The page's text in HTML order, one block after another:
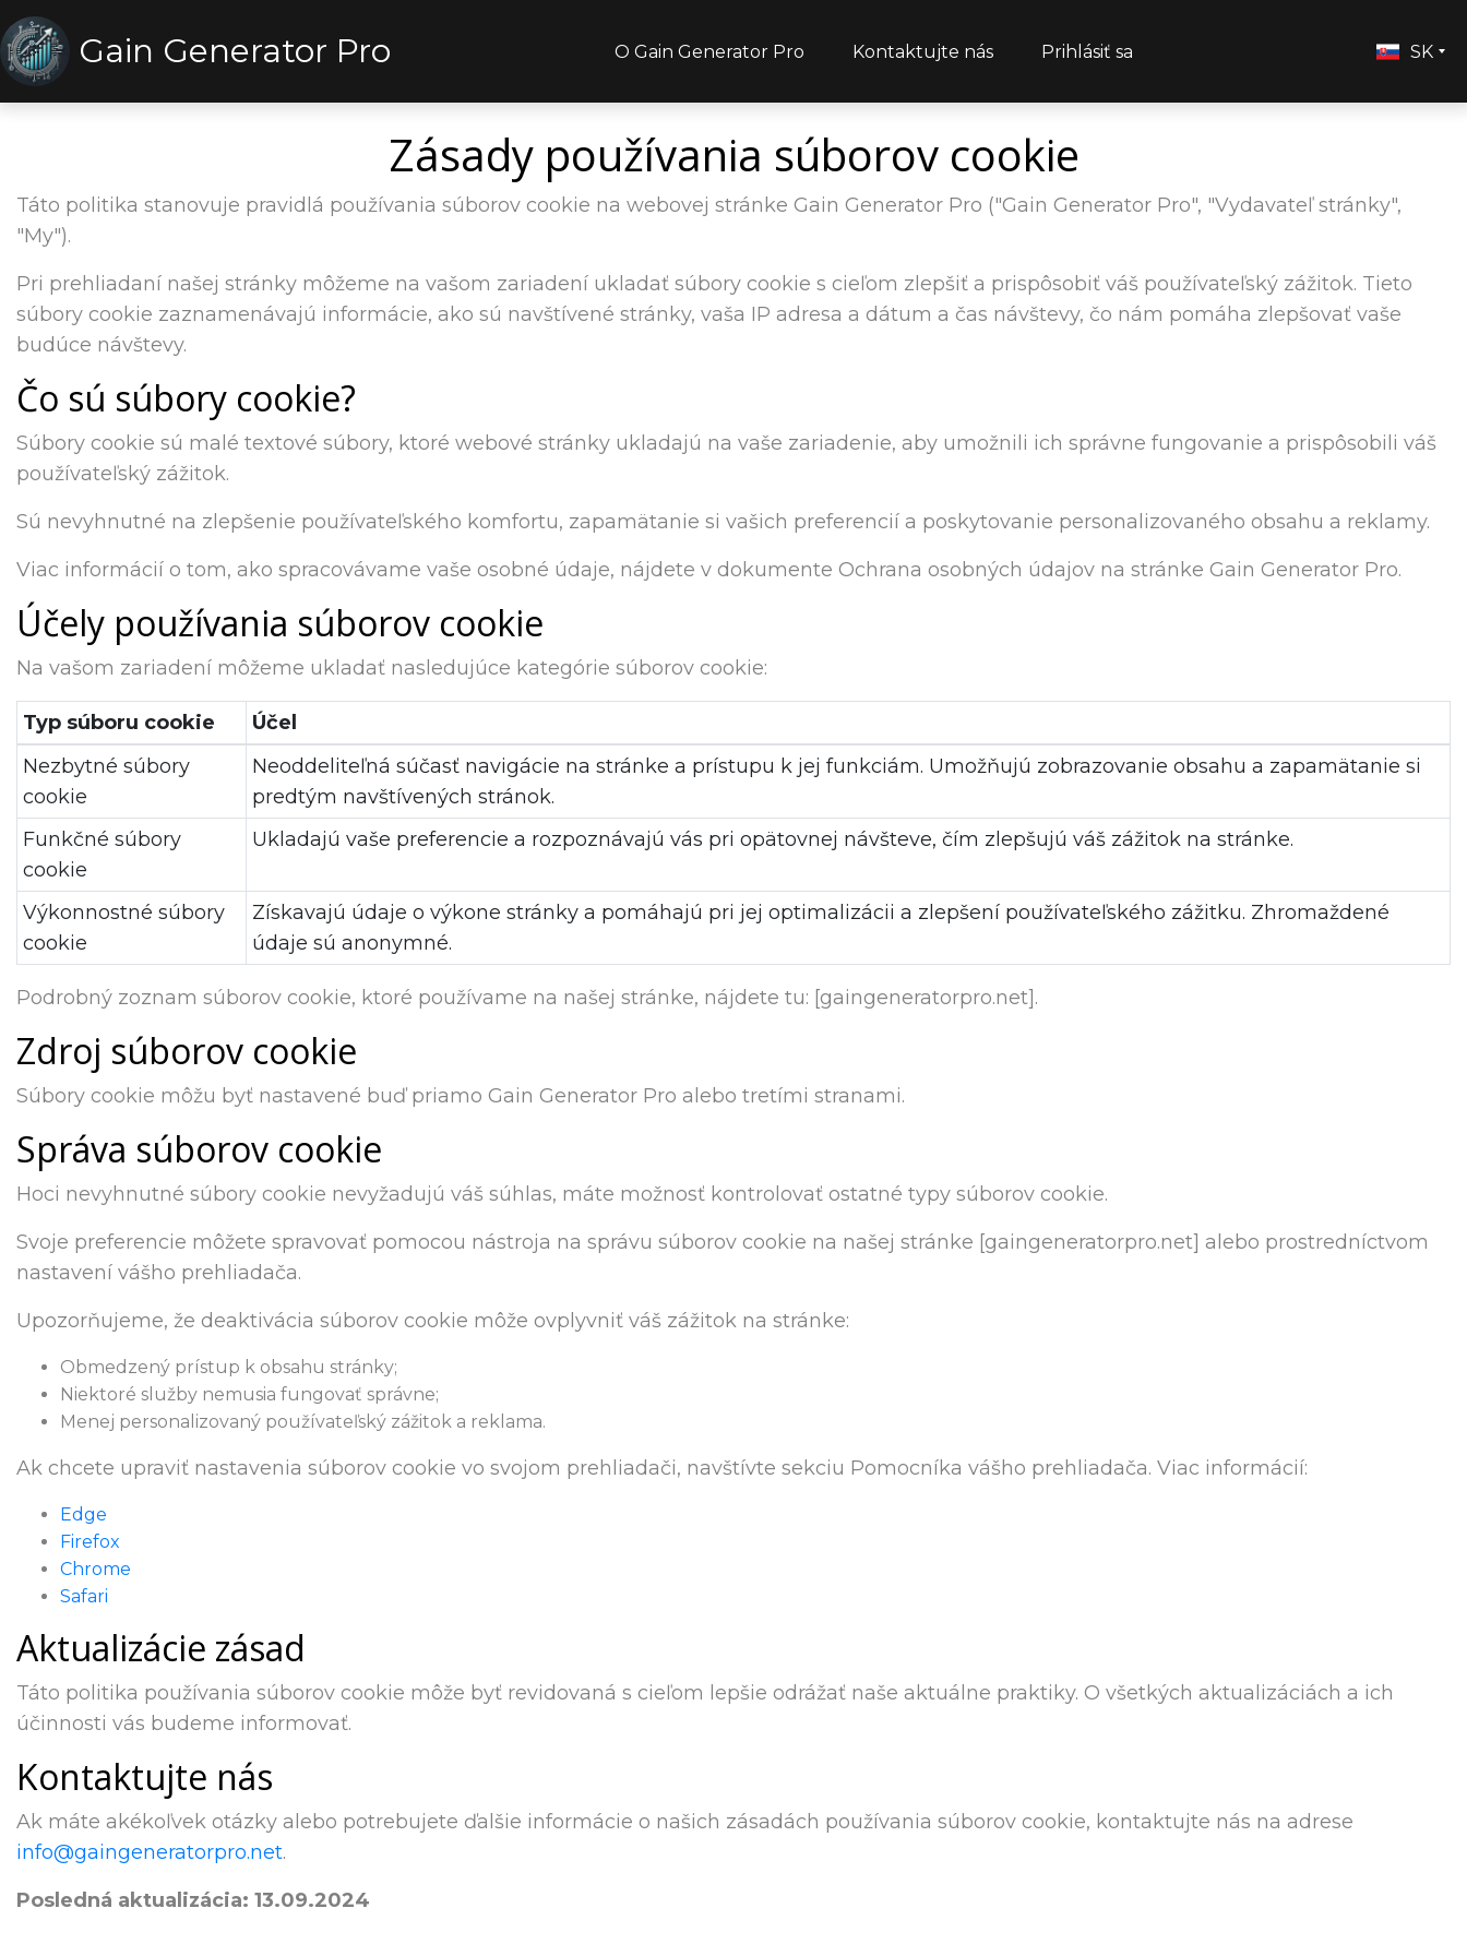
Gain Generator Pro O Gain Generator Pro Kontaktujte nás Prihlásiť sa SK
Zásady používania súborov cookie
Táto politika stanovuje pravidlá používania súborov cookie na webovej stránke Gain Generator Pro ("Gain Generator Pro", "Vydavateľ stránky",
"My").
Pri prehliadaní našej stránky môžeme na vašom zariadení ukladať súbory cookie s cieľom zlepšiť a prispôsobiť váš používateľský zážitok. Tieto
súbory cookie zaznamenávajú informácie, ako sú navštívené stránky, vaša IP adresa a dátum a čas návštevy, čo nám pomáha zlepšovať vaše
budúce návštevy.
Čo sú súbory cookie?
Súbory cookie sú malé textové súbory, ktoré webové stránky ukladajú na vaše zariadenie, aby umožnili ich správne fungovanie a prispôsobili váš
používateľský zážitok.
Sú nevyhnutné na zlepšenie používateľského komfortu, zapamätanie si vašich preferencií a poskytovanie personalizovaného obsahu a reklamy.
Viac informácií o tom, ako spracovávame vaše osobné údaje, nájdete v dokumente Ochrana osobných údajov na stránke Gain Generator Pro.
Účely používania súborov cookie
Na vašom zariadení môžeme ukladať nasledujúce kategórie súborov cookie:
Typ súboru cookie
Účel
Nezbytné súbory
cookie
Neoddeliteľná súčasť navigácie na stránke a prístupu k jej funkciám. Umožňujú zobrazovanie obsahu a zapamätanie si
predtým navštívených stránok.
Funkčné súbory
cookie
Ukladajú vaše preferencie a rozpoznávajú vás pri opätovnej návšteve, čím zlepšujú váš zážitok na stránke.
Výkonnostné súbory
cookie
Získavajú údaje o výkone stránky a pomáhajú pri jej optimalizácii a zlepšení používateľského zážitku. Zhromaždené
údaje sú anonymné.
Podrobný zoznam súborov cookie, ktoré používame na našej stránke, nájdete tu: [gaingeneratorpro.net].
Zdroj súborov cookie
Súbory cookie môžu byť nastavené buď priamo Gain Generator Pro alebo tretími stranami.
Správa súborov cookie
Hoci nevyhnutné súbory cookie nevyžadujú váš súhlas, máte možnosť kontrolovať ostatné typy súborov cookie.
Svoje preferencie môžete spravovať pomocou nástroja na správu súborov cookie na našej stránke [gaingeneratorpro.net] alebo prostredníctvom
nastavení vášho prehliadača.
Upozorňujeme, že deaktivácia súborov cookie môže ovplyvniť váš zážitok na stránke:
Obmedzený prístup k obsahu stránky;
Niektoré služby nemusia fungovať správne;
Menej personalizovaný používateľský zážitok a reklama.
Ak chcete upraviť nastavenia súborov cookie vo svojom prehliadači, navštívte sekciu Pomocníka vášho prehliadača. Viac informácií:
Edge
Firefox
Chrome
Safari
Aktualizácie zásad
Táto politika používania súborov cookie môže byť revidovaná s cieľom lepšie odrážať naše aktuálne praktiky. O všetkých aktualizáciách a ich
účinnosti vás budeme informovať.
Kontaktujte nás
Ak máte akékoľvek otázky alebo potrebujete ďalšie informácie o našich zásadách používania súborov cookie, kontaktujte nás na adrese
info@gaingeneratorpro.net.
Posledná aktualizácia: 13.09.2024